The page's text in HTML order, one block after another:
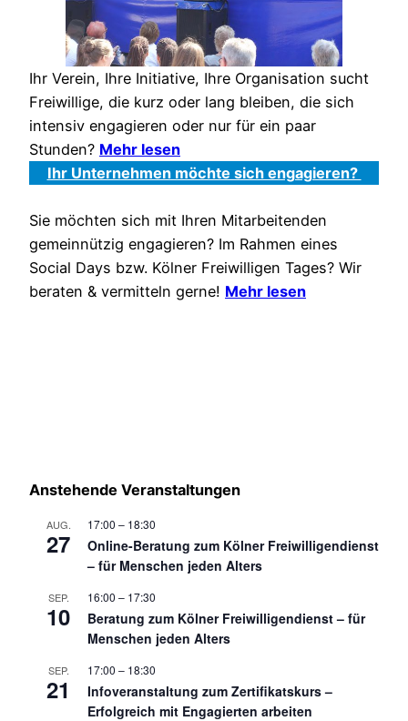
Ihr Verein, Ihre Initiative, Ihre Organisation sucht
Freiwillige, die kurz oder lang bleiben, die sich
intensiv engagieren oder nur für ein paar
Stunden? Mehr lesen
Ihr Unternehmen möchte sich engagieren?
Sie möchten sich mit Ihren Mitarbeitenden
gemeinnützig engagieren? Im Rahmen eines
Social Days bzw. Kölner Freiwilligen Tages? Wir
beraten & vermitteln gerne! Mehr lesen
Anstehende Veranstaltungen
AUG.
27
17:00 – 18:30
Online-Beratung zum Kölner Freiwilligendienst
– für Menschen jeden Alters
SEP.
10
16:00 – 17:30
Beratung zum Kölner Freiwilligendienst – für
Menschen jeden Alters
SEP.
21
17:00 – 18:30
Infoveranstaltung zum Zertifikatskurs –
Erfolgreich mit Engagierten arbeiten